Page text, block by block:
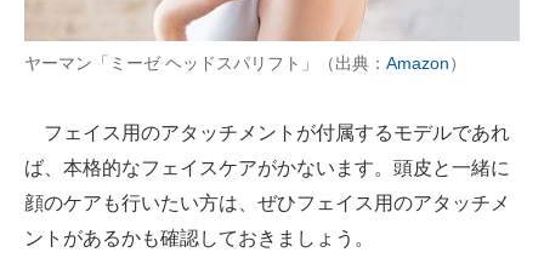
ヤーマン「ミーゼ ヘッドスパリフト」（出典： Amazon）
フェイス用のアタッチメントが付属するモデルであれ
ば、本格的なフェイスケアがかないます。頭皮と一緒に
顔のケアも行いたい方は、ぜひフェイス用のアタッチメ
ントがあるかも確認しておきましょう。